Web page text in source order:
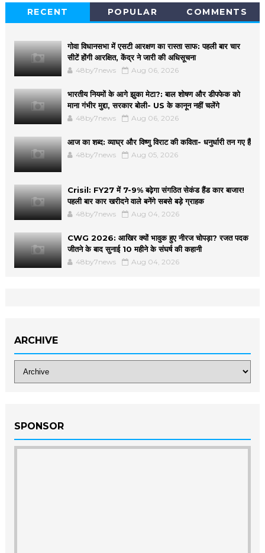
RECENT POPULAR COMMENTS
गोवा विधानसभा में एसटी आरक्षण का रास्ता साफ: पहली बार चार
सीटें होंगी आरक्षित, केंद्र ने जारी की अधिसूचना
48by7news Aug 06, 2026
भारतीय नियमों के आगे झुका मेटा?: बाल शोषण और डीपफेक को
माना गंभीर मुद्दा, सरकार बोली- US के कानून नहीं चलेंगे
48by7news Aug 06, 2026
आज का शब्द: व्याघ्र और विष्णु विराट की कविता- धनुर्धारी तन गए हैं
48by7news Aug 05, 2026
Crisil: FY27 में 7-9% बढ़ेगा संगठित सेकंड हैंड कार बाजार!
पहली बार कार खरीदने वाले बनेंगे सबसे बड़े ग्राहक
48by7news Aug 04, 2026
CWG 2026: आखिर क्यों भावुक हुए नीरज चोपड़ा? रजत पदक
जीतने के बाद सुनाई 10 महीने के संघर्ष की कहानी
48by7news Aug 04, 2026
ARCHIVE
SPONSOR